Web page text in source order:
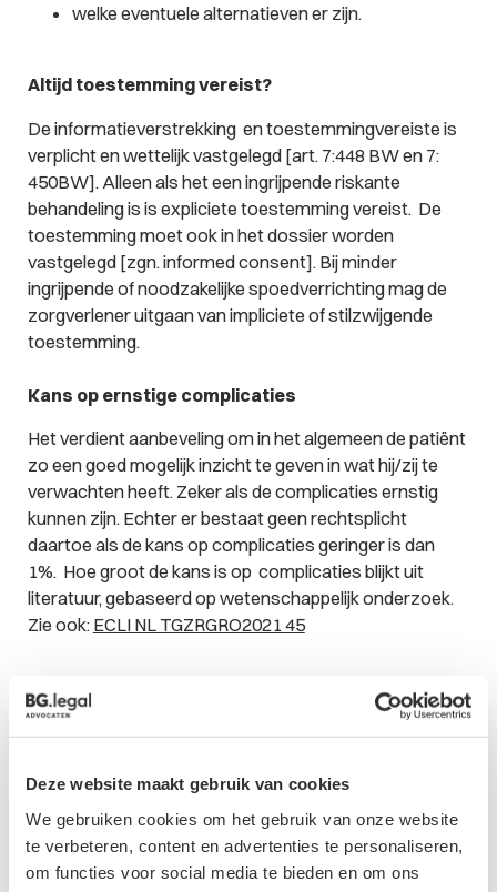
Deze website maakt gebruik van cookies
We gebruiken cookies om het gebruik van onze website
te verbeteren, content en advertenties te personaliseren,
om functies voor social media te bieden en om ons
welke eventuele alternatieven er zijn.
Altijd toestemming vereist?
De informatieverstrekking en toestemmingvereiste is
verplicht en wettelijk vastgelegd [art. 7:448 BW en 7:
450BW]. Alleen als het een ingrijpende riskante
behandeling is is expliciete toestemming vereist. De
toestemming moet ook in het dossier worden
vastgelegd [zgn. informed consent]. Bij minder
ingrijpende of noodzakelijke spoedverrichting mag de
zorgverlener uitgaan van impliciete of stilzwijgende
toestemming.
Kans op ernstige complicaties
Het verdient aanbeveling om in het algemeen de patiënt
zo een goed mogelijk inzicht te geven in wat hij/zij te
verwachten heeft. Zeker als de complicaties ernstig
kunnen zijn. Echter er bestaat geen rechtsplicht
daartoe als de kans op complicaties geringer is dan
1%. Hoe groot de kans is op complicaties blijkt uit
literatuur, gebaseerd op wetenschappelijk onderzoek.
Zie ook: ECLI NL TGZRGRO2021 45
Contactformulier